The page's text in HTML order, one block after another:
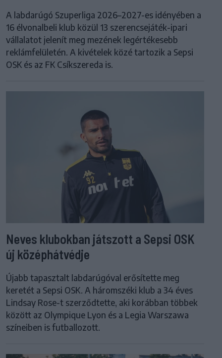
A labdarúgó Szuperliga 2026–2027-es idényében a
16 élvonalbeli klub közül 13 szerencsejáték-ipari
vállalatot jelenít meg mezének legértékesebb
reklámfelületén. A kivételek közé tartozik a Sepsi
OSK és az FK Csíkszereda is.
Neves klubokban játszott a Sepsi OSK
új középhátvédje
Újabb tapasztalt labdarúgóval erősítette meg
keretét a Sepsi OSK. A háromszéki klub a 34 éves
Lindsay Rose-t szerződtette, aki korábban többek
között az Olympique Lyon és a Legia Warszawa
színeiben is futballozott.